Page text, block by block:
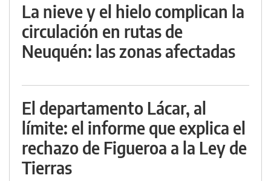
La nieve y el hielo complican la
circulación en rutas de
Neuquén: las zonas afectadas
El departamento Lácar, al
límite: el informe que explica el
rechazo de Figueroa a la Ley de
Tierras